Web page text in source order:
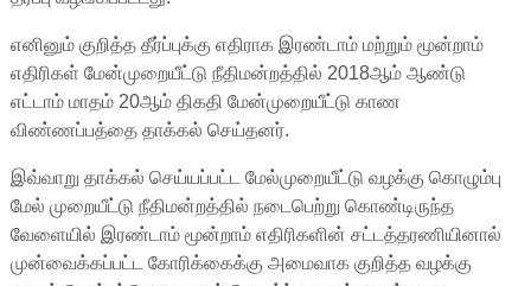
எனினும் குறித்த தீர்ப்புக்கு எதிராக இரண்டாம் மற்றும் மூன்றாம்
எதிரிகள் மேன்முறையீட்டு நீதிமன்றத்தில் 2018ஆம் ஆண்டு
எட்டாம் மாதம் 20ஆம் திகதி மேன்முறையீட்டு காண
விண்ணப்பத்தை தாக்கல் செய்தனர்.
இவ்வாறு தாக்கல் செய்யப்பட்ட மேல்முறையீட்டு வழக்கு கொழும்பு
மேல் முறையீட்டு நீதிமன்றத்தில் நடைபெற்று கொண்டிருந்த
வேளையில் இரண்டாம் மூன்றாம் எதிரிகளின் சட்டத்தரணியினால்
முன்வைக்கப்பட்ட கோரிக்கைக்கு அமைவாக குறித்த வழக்கு